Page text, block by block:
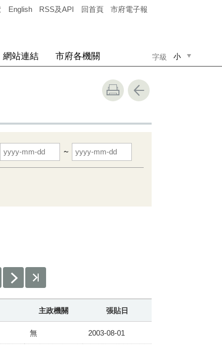
English RSS及API 回首頁 市府電子報
字級 小
網站連結 市府各機關
~
主政機關 張貼日
無 2003-08-01